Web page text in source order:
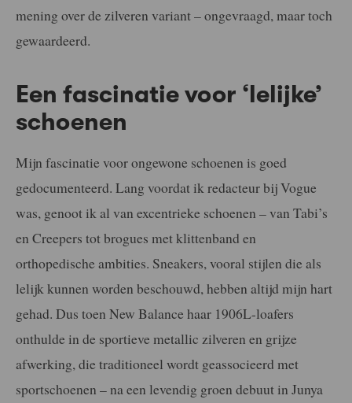
mening over de zilveren variant – ongevraagd, maar toch
gewaardeerd.
Een fascinatie voor ‘lelijke’
schoenen
Mijn fascinatie voor ongewone schoenen is goed
gedocumenteerd. Lang voordat ik redacteur bij Vogue
was, genoot ik al van excentrieke schoenen – van Tabi’s
en Creepers tot brogues met klittenband en
orthopedische ambities. Sneakers, vooral stijlen die als
lelijk kunnen worden beschouwd, hebben altijd mijn hart
gehad. Dus toen New Balance haar 1906L-loafers
onthulde in de sportieve metallic zilveren en grijze
afwerking, die traditioneel wordt geassocieerd met
sportschoenen – na een levendig groen debuut in Junya